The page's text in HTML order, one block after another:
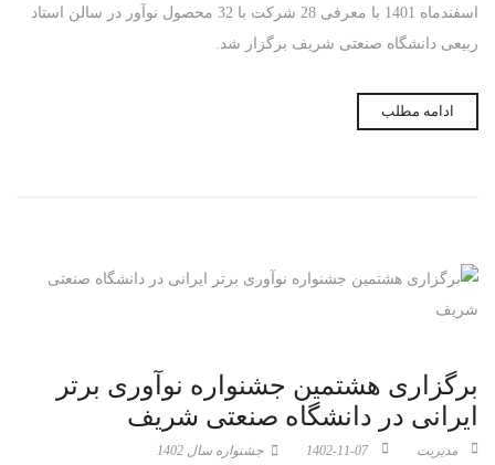
اسفندماه 1401 با معرفی 28 شرکت با 32 محصول نوآور در سالن استاد
ربیعی دانشگاه صنعتی شریف برگزار شد.
ادامه مطلب
برگزاری هشتمین جشنواره نوآوری برتر
ایرانی در دانشگاه صنعتی شریف
مدیریت 1402-11-07 جشنواره سال 1402